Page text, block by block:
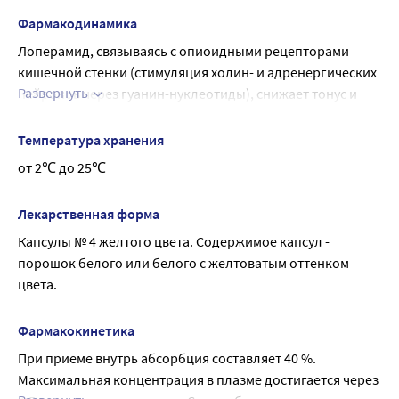
Фармакодинамика
Лоперамид, связываясь с опиоидными рецепторами
кишечной стенки (стимуляция холин- и адренергических
нейронов через гуанин-нуклеотиды), снижает тонус и
мускулатуры кишечника (за счет ингибирования
высвобождения ацетилхолина и простагландинов).
Замедляет перистальтику и увеличивает время
содержимого. Повышает тонус анального сфинктера,
способствует удержанию каловых масс и урежению
позывов к дефекации. Действие развивается быстро и
продолжается 4-6 часов
Развернуть
Температура хранения
от 2℃ до 25℃
Лекарственная форма
Капсулы № 4 желтого цвета. Содержимое капсул -
порошок белого или белого с желтоватым оттенком
цвета.
Фармакокинетика
При приеме внутрь абсорбция составляет 40 %.
Максимальная концентрация в плазме достигается через